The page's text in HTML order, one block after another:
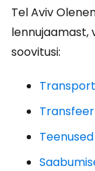
Tel Aviv
lennujaamast,
soovitusi: